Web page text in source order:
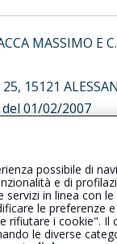
MASSIMO E C.
15121
del 01/02/2007
| Il Gruppo
possibile di
e di
in linea con
le preferenze
rifiutare i cookie".
le diverse